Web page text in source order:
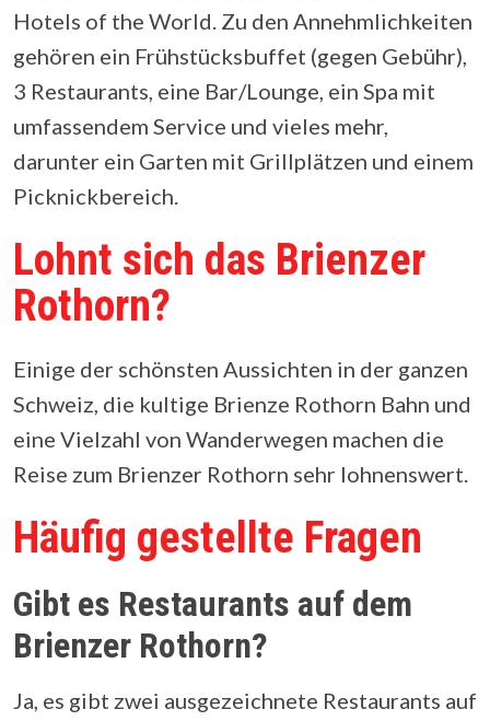
Hotels of the World. Zu den Annehmlichkeiten
gehören ein Frühstücksbuffet (gegen Gebühr),
3 Restaurants, eine Bar/Lounge, ein Spa mit
umfassendem Service und vieles mehr,
darunter ein Garten mit Grillplätzen und einem
Picknickbereich.
Lohnt sich das Brienzer
Rothorn?
Einige der schönsten Aussichten in der ganzen
Schweiz, die kultige Brienze Rothorn Bahn und
eine Vielzahl von Wanderwegen machen die
Reise zum Brienzer Rothorn sehr lohnenswert.
Häufig gestellte Fragen
Gibt es Restaurants auf dem
Brienzer Rothorn?
Ja, es gibt zwei ausgezeichnete Restaurants auf